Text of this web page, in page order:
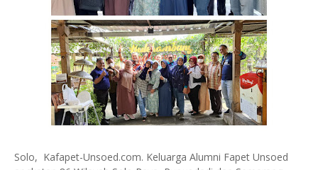
Solo, Kafapet-Unsoed.com. Keluarga Alumni Fapet Unsoed